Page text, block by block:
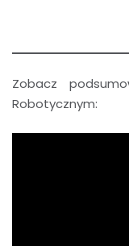
Zobacz
Robotycznym: